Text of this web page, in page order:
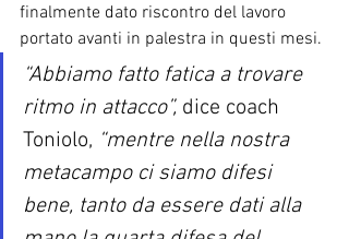
finalmente dato riscontro del lavoro
portato avanti in palestra in questi mesi.
“Abbiamo fatto fatica a trovare
ritmo in attacco”, dice coach
Toniolo, “mentre nella nostra
metacampo ci siamo difesi
bene, tanto da essere dati alla